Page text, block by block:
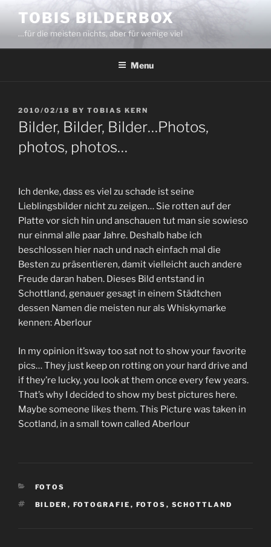
content
TOBIS BILDERBOX
…für die meisten nichts, aber für wenige viel
Menu
POSTED
ON
2010/02/18 BY TOBIAS KERN
Bilder, Bilder, Bilder…Photos,
photos, photos…
Ich denke, dass es viel zu schade ist seine
Lieblingsbilder nicht zu zeigen… Sie rotten auf der
Platte vor sich hin und anschauen tut man sie sowieso
nur einmal alle paar Jahre. Deshalb habe ich
beschlossen hier nach und nach einfach mal die
Besten zu präsentieren, damit vielleicht auch andere
Freude daran haben. Dieses Bild entstand in
Schottland, genauer gesagt in einem Städtchen
dessen Namen die meisten nur als Whiskymarke
kennen: Aberlour
In my opinion it’sway too sat not to show your favorite
pics… They just keep on rotting on your hard drive and
if they’re lucky, you look at them once every few years.
That’s why I decided to show my best pictures here.
Maybe someone likes them. This Picture was taken in
Scotland, in a small town called Aberlour
CATEGORIES
FOTOS
TAGS
BILDER , FOTOGRAFIE , FOTOS , SCHOTTLAND